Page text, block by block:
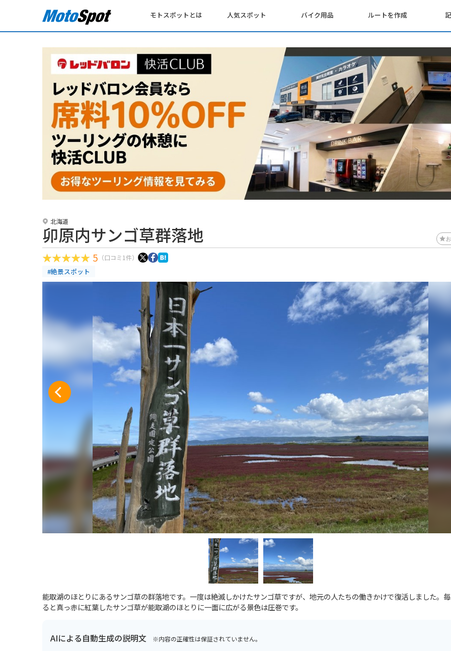
モトスポットとは 人気スポット バイク用品 ルートを作成
北海道
卯原内サンゴ草群落地
5 （口コミ1件）
#絶景スポット
能取湖のほとりにあるサンゴ草の群落地です。一度は絶滅しかけたサンゴ草ですが、地元の人たちの働きかけで復活しました。
ると真っ赤に紅葉したサンゴ草が能取湖のほとりに一面に広がる景色は圧巻です。
AIによる自動生成の説明文 ※内容の正確性は保証されていません。